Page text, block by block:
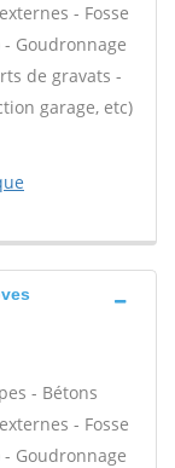
- Fosse
Goudronnage
de gravats -
garage, etc)
- Bétons
- Fosse
Goudronnage